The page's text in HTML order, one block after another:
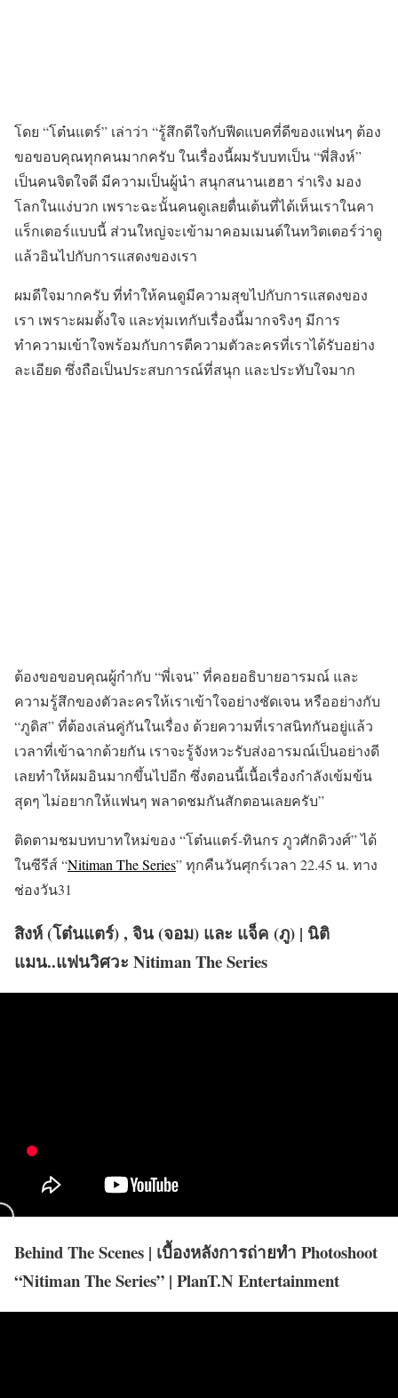
โดย “โต๋นแตร์” เล่าว่า “รู้สึกดีใจกับฟีดแบคที่ดีของแฟนๆ ต้อง
ขอขอบคุณทุกคนมากครับ ในเรื่องนี้ผมรับบทเป็น “พี่สิงห์”
เป็นคนจิตใจดี มีความเป็นผู้นำ สนุกสนานเฮฮา ร่าเริง มอง
โลกในแง่บวก เพราะฉะนั้นคนดูเลยตื่นเต้นที่ได้เห็นเราในคา
แร็กเตอร์แบบนี้ ส่วนใหญ่จะเข้ามาคอมเมนต์ในทวิตเตอร์ว่าดู
แล้วอินไปกับการแสดงของเรา
ผมดีใจมากครับ ที่ทำให้คนดูมีความสุขไปกับการแสดงของ
เรา เพราะผมตั้งใจ และทุ่มเทกับเรื่องนี้มากจริงๆ มีการ
ทำความเข้าใจพร้อมกับการตีความตัวละครที่เราได้รับอย่าง
ละเอียด ซึ่งถือเป็นประสบการณ์ที่สนุก และประทับใจมาก
ต้องขอขอบคุณผู้กำกับ “พี่เจน” ที่คอยอธิบายอารมณ์ และ
ความรู้สึกของตัวละครให้เราเข้าใจอย่างชัดเจน หรืออย่างกับ
“ภูดิส” ที่ต้องเล่นคู่กันในเรื่อง ด้วยความที่เราสนิทกันอยู่แล้ว
เวลาที่เข้าฉากด้วยกัน เราจะรู้จังหวะรับส่งอารมณ์เป็นอย่างดี
เลยทำให้ผมอินมากขึ้นไปอีก ซึ่งตอนนี้เนื้อเรื่องกำลังเข้มข้น
สุดๆ ไม่อยากให้แฟนๆ พลาดชมกันสักตอนเลยครับ”
ติดตามชมบทบาทใหม่ของ “โต๋นแตร์-ทินกร ภูวศักดิวงศ์” ได้
ในซีรีส์ “Nitiman The Series” ทุกคืนวันศุกร์เวลา 22.45 น. ทาง
ช่องวัน31
สิงห์ (โต๋นแตร์) , จิน (จอม) และ แจ็ค (ภู) | นิติ
แมน..แฟนวิศวะ Nitiman The Series
Behind The Scenes | เบื้องหลังการถ่ายทำ Photoshoot
“Nitiman The Series” | PlanT.N Entertainment